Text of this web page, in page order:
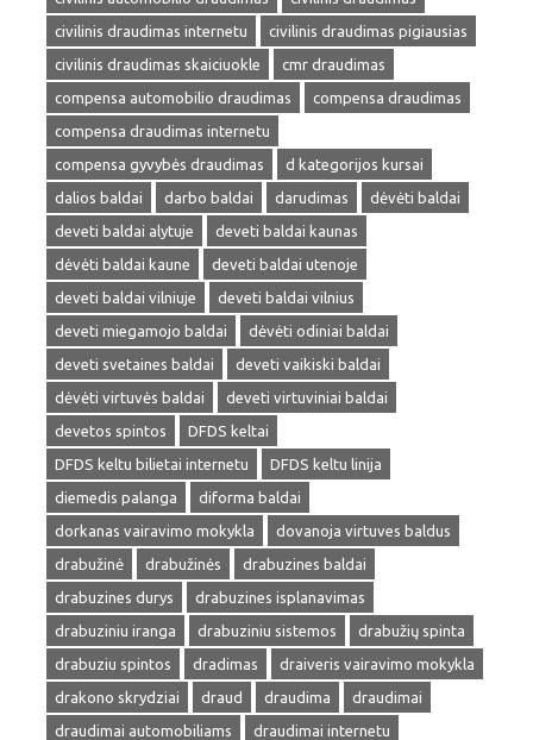
civilinis draudimas internetu
civilinis draudimas pigiausias
civilinis draudimas skaiciuokle
cmr draudimas
compensa automobilio draudimas
compensa draudimas
compensa draudimas internetu
compensa gyvybės draudimas
d kategorijos kursai
dalios baldai
darbo baldai darudimas
dėvėti baldai
deveti baldai alytuje
deveti baldai kaunas
dėvėti baldai kaune
deveti baldai utenoje
deveti baldai vilniuje
deveti baldai vilnius
deveti miegamojo baldai
dėvėti odiniai baldai
deveti svetaines baldai
deveti vaikiski baldai
dėvėti virtuvės baldai
deveti virtuviniai baldai
devetos spintos
DFDS keltai
DFDS keltu bilietai internetu
DFDS keltu linija
diemedis palanga
diforma baldai
dorkanas vairavimo mokykla
dovanoja virtuves baldus
drabužinė
drabužinės
drabuzines baldai
drabuzines durys
drabuzines isplanavimas
drabuziniu iranga
drabuziniu sistemos
drabužių spinta
drabuziu spintos
dradimas
draiveris vairavimo mokykla
drakono skrydziai
draud draudima
draudimai
draudimai automobiliams
draudimai internetu